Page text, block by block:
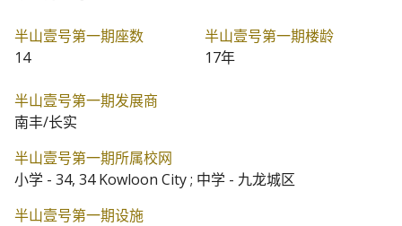
半山壹号第一期座数
14
半山壹号第一期楼龄
17年
半山壹号第一期发展商
南丰/长实
半山壹号第一期所属校网
小学 - 34, 34 Kowloon City ; 中学 - 九龙城区
半山壹号第一期设施